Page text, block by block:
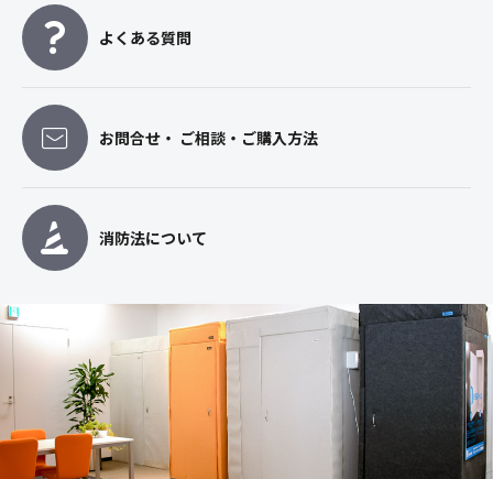
よくある質問
お問合せ・ ご相談・ご購入方法
消防法について